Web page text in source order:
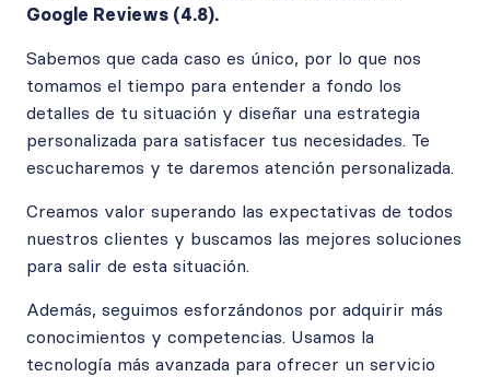
Google Reviews (4.8).
Sabemos que cada caso es único, por lo que nos
tomamos el tiempo para entender a fondo los
detalles de tu situación y diseñar una estrategia
personalizada para satisfacer tus necesidades. Te
escucharemos y te daremos atención personalizada.
Creamos valor superando las expectativas de todos
nuestros clientes y buscamos las mejores soluciones
para salir de esta situación.
Además, seguimos esforzándonos por adquirir más
conocimientos y competencias. Usamos la
tecnología más avanzada para ofrecer un servicio